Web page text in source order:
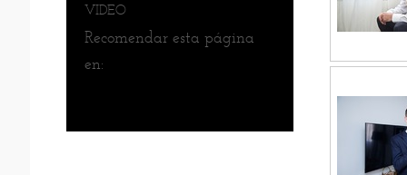
VIDEO
Recomendar esta página
en: